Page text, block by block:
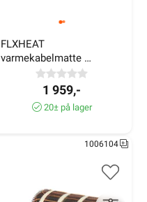
FLXHEAT
varmekabelmatte
100W/m² 2,0m² 200W
1 959,-
20± på lager
1006104